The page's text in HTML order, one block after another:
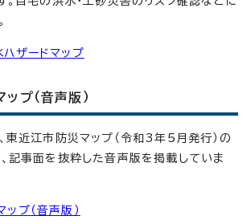
ザードマップ
プ（音声版）
東近江市防災マップ（令和3年5月発行）の
記事面を抜粋した音声版を掲載していま
プ（音声版）